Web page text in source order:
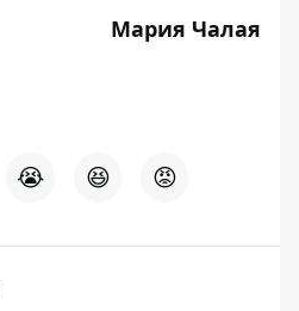
Мария Чалая
😭 😆 😡